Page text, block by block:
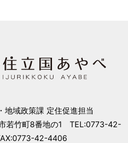
地域政策課 定住促進担当
若竹町8番地の1 TEL:0773-42-
42-4406